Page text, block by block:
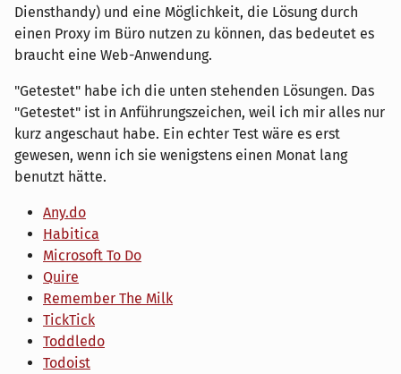
Diensthandy) und eine Möglichkeit, die Lösung durch
einen Proxy im Büro nutzen zu können, das bedeutet es
braucht eine Web-Anwendung.
"Getestet" habe ich die unten stehenden Lösungen. Das
"Getestet" ist in Anführungszeichen, weil ich mir alles nur
kurz angeschaut habe. Ein echter Test wäre es erst
gewesen, wenn ich sie wenigstens einen Monat lang
benutzt hätte.
Any.do
Habitica
Microsoft To Do
Quire
Remember The Milk
TickTick
Toddledo
Todoist